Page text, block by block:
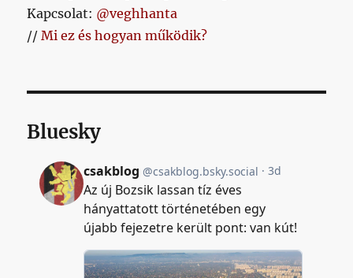
Kapcsolat: @veghhanta
//Mi ez és hogyan működik?
Bluesky